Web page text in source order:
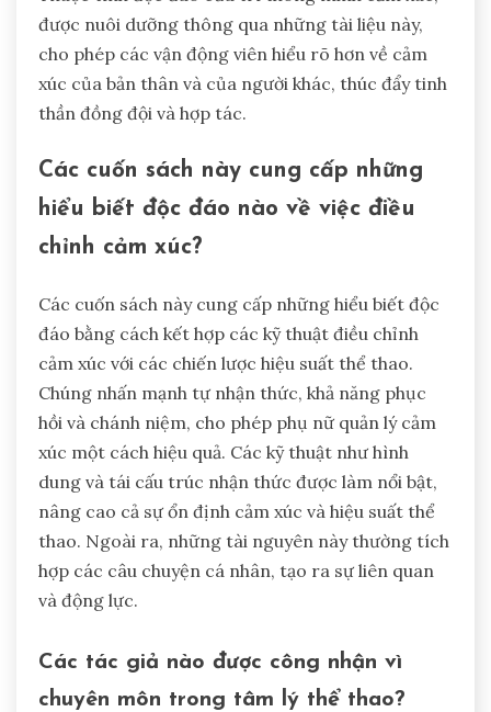
được nuôi dưỡng thông qua những tài liệu này,
cho phép các vận động viên hiểu rõ hơn về cảm
xúc của bản thân và của người khác, thúc đẩy tinh
thần đồng đội và hợp tác.
Các cuốn sách này cung cấp những
hiểu biết độc đáo nào về việc điều
chỉnh cảm xúc?
Các cuốn sách này cung cấp những hiểu biết độc
đáo bằng cách kết hợp các kỹ thuật điều chỉnh
cảm xúc với các chiến lược hiệu suất thể thao.
Chúng nhấn mạnh tự nhận thức, khả năng phục
hồi và chánh niệm, cho phép phụ nữ quản lý cảm
xúc một cách hiệu quả. Các kỹ thuật như hình
dung và tái cấu trúc nhận thức được làm nổi bật,
nâng cao cả sự ổn định cảm xúc và hiệu suất thể
thao. Ngoài ra, những tài nguyên này thường tích
hợp các câu chuyện cá nhân, tạo ra sự liên quan
và động lực.
Các tác giả nào được công nhận vì
chuyên môn trong tâm lý thể thao?